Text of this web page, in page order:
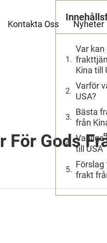
Kontakta Oss Nyheter
Gods
Var
Kina till
Varför
USA?
Bästa
från
Vanliga
till USA
frakt